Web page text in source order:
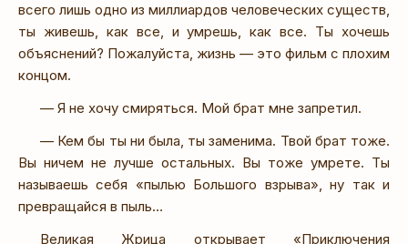
всего лишь одно из миллиардов человеческих существ,
ты живешь, как все, и умрешь, как все. Ты хочешь
объяснений? Пожалуйста, жизнь — это фильм с плохим
концом.
— Я не хочу смиряться. Мой брат мне запретил.
— Кем бы ты ни была, ты заменима. Твой брат тоже.
Вы ничем не лучше остальных. Вы тоже умрете. Ты
называешь себя «пылью Большого взрыва», ну так и
превращайся в пыль…
Великая Жрица открывает «Приключения